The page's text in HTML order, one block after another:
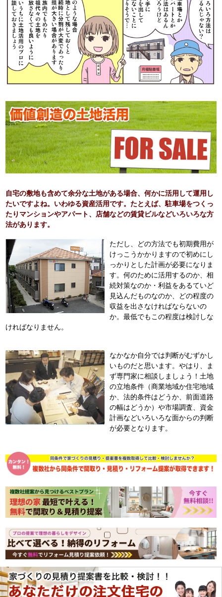
自宅の敷地も含めて余分な土地がある場合、何かに活用して運用し
たいですよね。いわゆる資産活用です。たとえば、駐車場をつくっ
たりマンションやアパート、店舗などの賃貸ビルなどいろいろな方
法があります。
ただし、どの方法でも初期費用が
けっこうかかりますので初めにし
っかりとした計画が必要になりま
す。何のために活用するのか、相
続対策なのか・利益をあるていど
見込んだものなのか、どの程度の
収益を出さなければならないの
か。最低でもこの程度は検討しな
ければなりません。
なかなか自分では判断がむずかし
いものだと思います。やはり、ま
ず専門家に相談しましょう！土地
の立地条件（商業地域か住宅地域
か、法的条件はどうか、前面道路
の幅はどうか）や市場調査、資金
計画などいろいろな面からの判断
が必要となります。